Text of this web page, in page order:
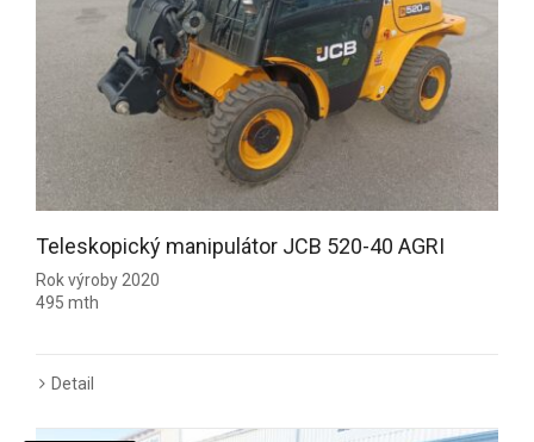
Teleskopický manipulátor JCB 520-40 AGRI
Rok výroby 2020
495 mth
Detail